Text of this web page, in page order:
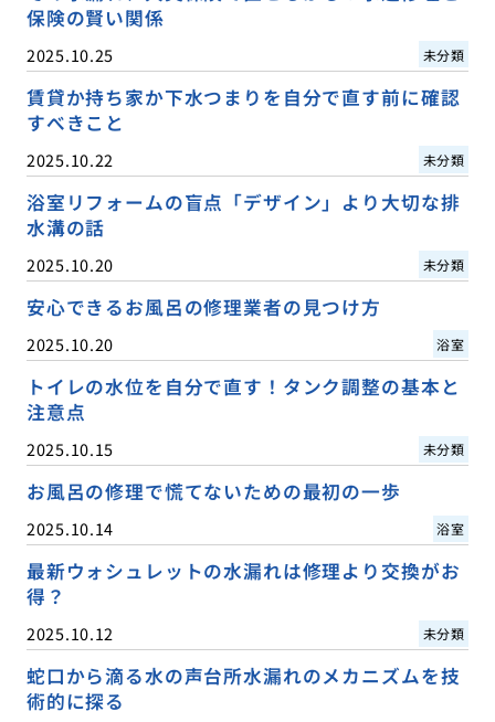
保険の賢い関係
2025.10.25 未分類
賃貸か持ち家か下水つまりを自分で直す前に確認
すべきこと
2025.10.22 未分類
浴室リフォームの盲点「デザイン」より大切な排
水溝の話
2025.10.20 未分類
安心できるお風呂の修理業者の見つけ方
2025.10.20 浴室
トイレの水位を自分で直す！タンク調整の基本と
注意点
2025.10.15 未分類
お風呂の修理で慌てないための最初の一歩
2025.10.14 浴室
最新ウォシュレットの水漏れは修理より交換がお
得？
2025.10.12 未分類
蛇口から滴る水の声台所水漏れのメカニズムを技
術的に探る